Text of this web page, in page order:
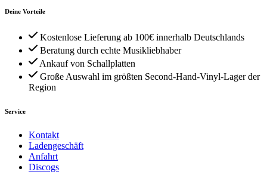
Deine Vorteile
Kostenlose Lieferung ab 100€ innerhalb Deutschlands
Beratung durch echte Musikliebhaber
Ankauf von Schallplatten
Große Auswahl im größten Second-Hand-Vinyl-Lager der
Region
Service
Kontakt
Ladengeschäft
Anfahrt
Discogs